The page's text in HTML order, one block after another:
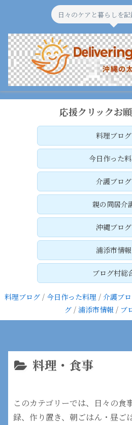
日々のケアと暮らしを
応援クリックお
料理ブログ
今日作った
介護ブログ
親の同居介
沖縄ブログ
浦添市情報
ブログ村総
料理ブログ / 今日作った料理 / 介護ブ
グ / 浦添市情報 / ブ
料理・食事
このカテゴリーでは、日々の食
録、作り置き、朝ごはん・昼ご